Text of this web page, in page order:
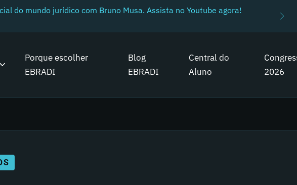
do mundo jurídico com Bruno Musa. Assista no Youtube agora!
Porque escolher
EBRADI
Blog
EBRADI
Central do
Aluno
2026